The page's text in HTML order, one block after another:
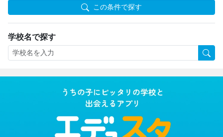
この条件で探す
学校名で探す